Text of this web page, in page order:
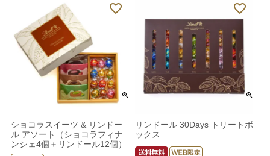
ショコラスイーツ & リンドー
ル アソート（ショコラフィナ
ンシェ4個＋リンドール12個）
リンドール 30Days トリートボ
ックス